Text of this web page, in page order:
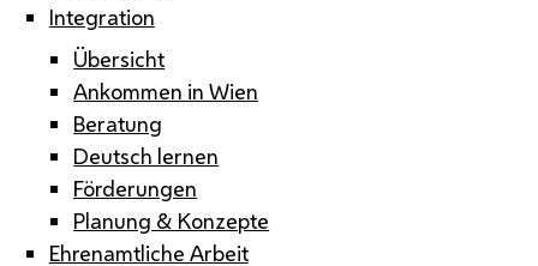
Integration
Übersicht
Ankommen in Wien
Beratung
Deutsch lernen
Förderungen
Planung & Konzepte
Ehrenamtliche Arbeit